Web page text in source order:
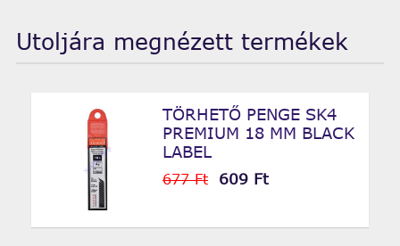
Utoljára megnézett termékek
TÖRHETŐ PENGE SK4
PREMIUM 18 MM BLACK
LABEL
677 Ft 609 Ft